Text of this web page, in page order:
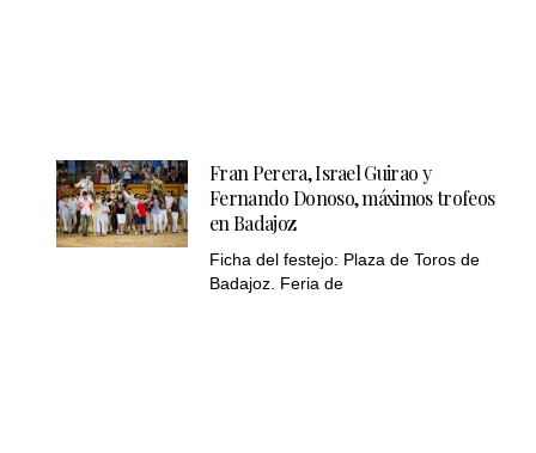
Fran Perera, Israel Guirao y
Fernando Donoso, máximos trofeos
en Badajoz
Ficha del festejo: Plaza de Toros de
Badajoz. Feria de